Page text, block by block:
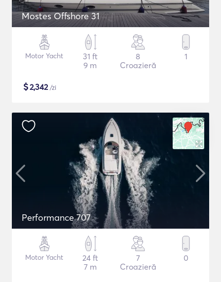
Mostes Offshore 31
Motor Yacht
31 ft
9 m
8
Croazieră
1
$2,342/zi
Performance 707
Motor Yacht
24 ft
7 m
7
Croazieră
0